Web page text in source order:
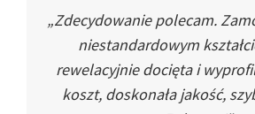
„Zdecydowanie polecam.
niestandardowym
rewelacyjnie docięta i
koszt, doskonała jakość,